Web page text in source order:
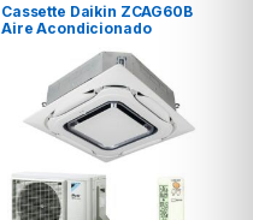
Cassette Daikin ZCAG60B
Aire Acondicionado